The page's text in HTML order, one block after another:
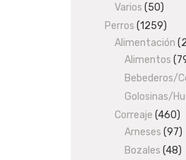
Varios 5050
Perros 12591259
Alimentación
Alimentos
Bebederos/
Golosinas/
Correaje 460
Arneses 9797
Bozales 4848